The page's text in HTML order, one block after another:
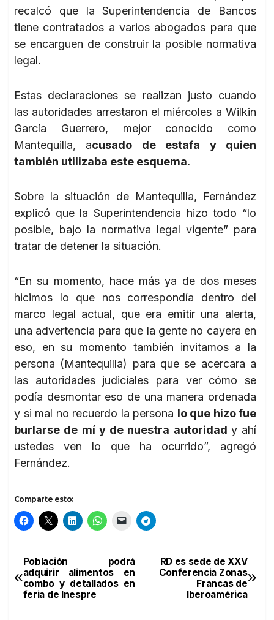
recalcó que la Superintendencia de Bancos
tiene contratados a varios abogados para que
se encarguen de construir la posible normativa
legal.
Estas declaraciones se realizan justo cuando
las autoridades arrestaron el miércoles a Wilkin
García Guerrero, mejor conocido como
Mantequilla, acusado de estafa y quien
también utilizaba este esquema.
Sobre la situación de Mantequilla, Fernández
explicó que la Superintendencia hizo todo “lo
posible, bajo la normativa legal vigente” para
tratar de detener la situación.
“En su momento, hace más ya de dos meses
hicimos lo que nos correspondía dentro del
marco legal actual, que era emitir una alerta,
una advertencia para que la gente no cayera en
eso, en su momento también invitamos a la
persona (Mantequilla) para que se acercara a
las autoridades judiciales para ver cómo se
podía desmontar eso de una manera ordenada
y si mal no recuerdo la persona lo que hizo fue
burlarse de mí y de nuestra autoridad y ahí
ustedes ven lo que ha ocurrido”, agregó
Fernández.
Comparte esto:
Navegación
de
RD es sede de XXV
Conferencia Zonas
Francas de
Iberoamérica
Población podrá
adquirir alimentos en
combo y detallados en
feria de Inespre